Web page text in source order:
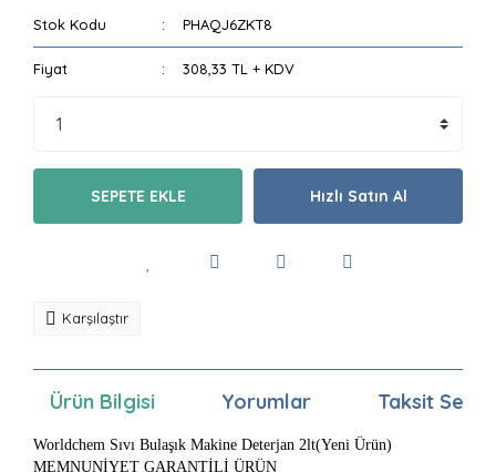
Stok Kodu PHAQJ6ZKT8
Fiyat 308,33 TL + KDV
SEPETE EKLE Hızlı Satın Al
Karşılaştır
Ürün Bilgisi Yorumlar Taksit
Worldchem Sıvı Bulaşık Makine Deterjan 2lt(Yeni Ürün)
MEMNUNİYET GARANTİLİ ÜRÜN